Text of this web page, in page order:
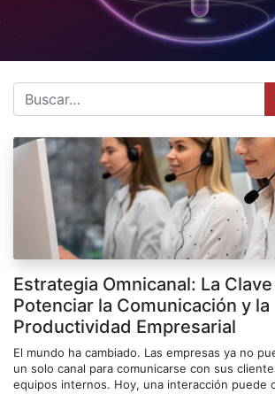
Estrategia Omnicanal: La
Potenciar la Comunicación y la
Productividad Empresarial
El mundo ha cambiado. Las empresas ya no
un solo canal para comunicarse con sus
equipos internos. Hoy, una interacción puede